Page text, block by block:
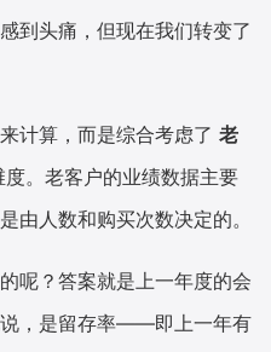
到头痛，但现在我们转变了
计算，而是综合考虑了 老
度。老客户的业绩数据主要
由人数和购买次数决定的。
呢？答案就是上一年度的会
说，是留存率——即上一年有